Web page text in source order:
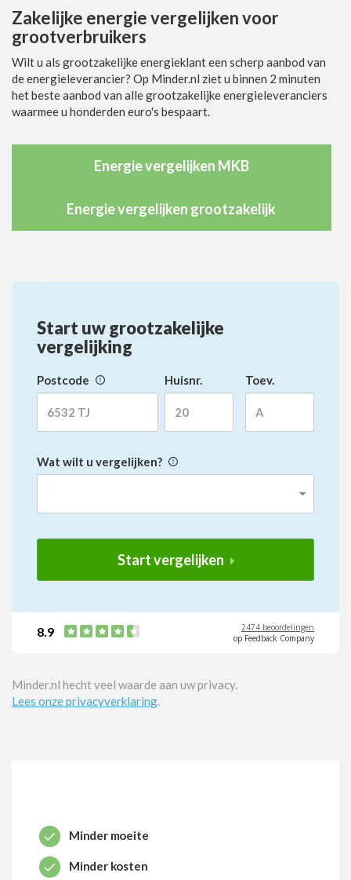
Zakelijke energie vergelijken voor
grootverbruikers
Wilt u als grootzakelijke energieklant een scherp aanbod van
de energieleverancier? Op Minder.nl ziet u binnen 2 minuten
het beste aanbod van alle grootzakelijke energieleveranciers
waarmee u honderden euro's bespaart.
Energie vergelijken MKB
Energie vergelijken grootzakelijk
Start uw grootzakelijke
vergelijking
Postcode Huisnr. Toev.
Wat wilt u vergelijken?
Start vergelijken
8.9
2474 beoordelingen
op Feedback Company
Minder.nl hecht veel waarde aan uw privacy.
Lees onze privacyverklaring.
Minder moeite
Minder kosten